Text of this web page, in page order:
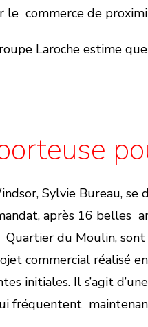
le commerce de
Laroche estime
Sylvie Bureau,
après 16 belles
du Moulin,
commercial réalisé
initiales. Il s’agit
fréquentent